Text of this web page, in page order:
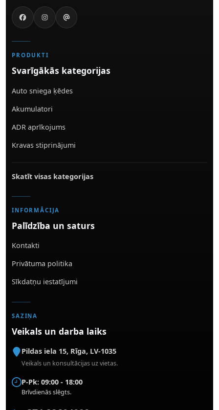
PRODUKTI
Svarīgākās kategorijas
Auto sniega ķēdes
Akumulatori
ADR aprīkojums
Kravas stiprinājumi
Skatīt visas kategorijas
INFORMĀCIJA
Palīdzība un saturs
Kontakti
Privātuma politika
Sīkdatņu iestatījumi
SAZIŅA
Veikals un darba laiks
Pildas iela 15, Rīga, LV-1035
Veikals un konsultācijas uz vietas.
P-Pk: 09:00 - 18:00
Brīvdienās slēgts.